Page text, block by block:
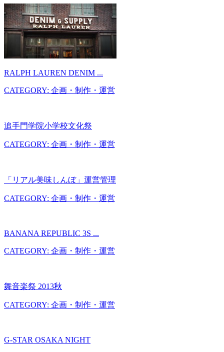
RALPH LAUREN DENIM ...
CATEGORY: 企画・制作・運営
追手門学院小学校文化祭
CATEGORY: 企画・制作・運営
「リアル美味しんぼ」運営管理
CATEGORY: 企画・制作・運営
BANANA REPUBLIC 3S ...
CATEGORY: 企画・制作・運営
舞音楽祭 2013秋
CATEGORY: 企画・制作・運営
G-STAR OSAKA NIGHT